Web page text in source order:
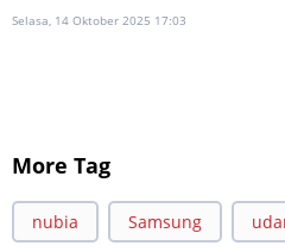
Selasa, 14 Oktober 2025 17:03
More Tag
nubia Samsung